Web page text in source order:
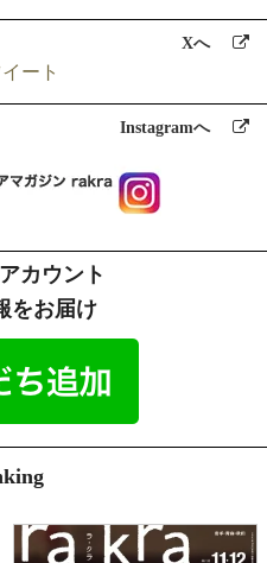
Xへ
ート
Instagramへ
カウント
をお届け